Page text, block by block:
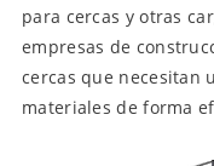
para cercas y otras
empresas de
cercas que necesitan
materiales de forma